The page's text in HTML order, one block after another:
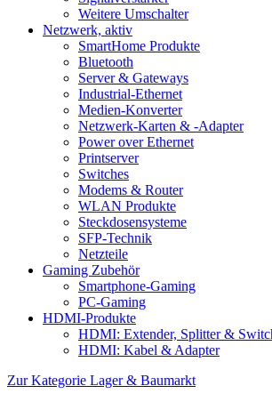
Weitere Umschalter
Netzwerk, aktiv
SmartHome Produkte
Bluetooth
Server & Gateways
Industrial-Ethernet
Medien-Konverter
Netzwerk-Karten & -Adapter
Power over Ethernet
Printserver
Switches
Modems & Router
WLAN Produkte
Steckdosensysteme
SFP-Technik
Netzteile
Gaming Zubehör
Smartphone-Gaming
PC-Gaming
HDMI-Produkte
HDMI: Extender, Splitter &
HDMI: Kabel & Adapter
Zur Kategorie Lager & Baumarkt